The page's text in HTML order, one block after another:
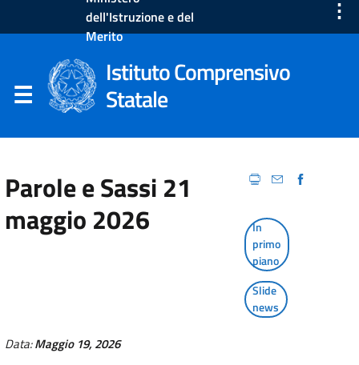
dell'Istruzione e del
Merito
⋮
Istituto Comprensivo
Statale
Parole e Sassi 21
maggio 2026
In
primo
piano
Slide
news
Data:Maggio 19, 2026